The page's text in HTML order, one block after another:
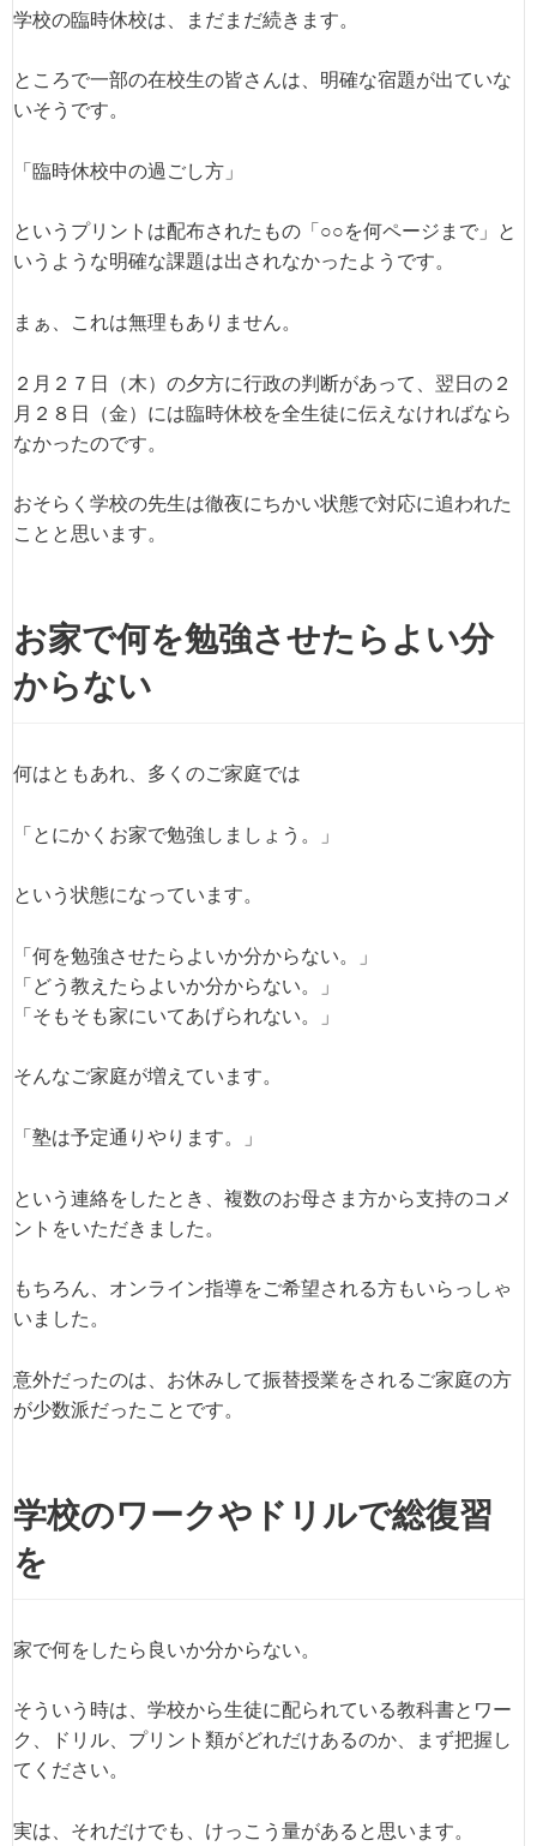
学校の臨時休校は、まだまだ続きます。
ところで一部の在校生の皆さんは、明確な宿題が出ていな
いそうです。
「臨時休校中の過ごし方」
というプリントは配布されたもの「○○を何ページまで」と
いうような明確な課題は出されなかったようです。
まぁ、これは無理もありません。
２月２７日（木）の夕方に行政の判断があって、翌日の２
月２８日（金）には臨時休校を全生徒に伝えなければなら
なかったのです。
おそらく学校の先生は徹夜にちかい状態で対応に追われた
ことと思います。
お家で何を勉強させたらよい分
からない
何はともあれ、多くのご家庭では
「とにかくお家で勉強しましょう。」
という状態になっています。
「何を勉強させたらよいか分からない。」
「どう教えたらよいか分からない。」
「そもそも家にいてあげられない。」
そんなご家庭が増えています。
「塾は予定通りやります。」
という連絡をしたとき、複数のお母さま方から支持のコメ
ントをいただきました。
もちろん、オンライン指導をご希望される方もいらっしゃ
いました。
意外だったのは、お休みして振替授業をされるご家庭の方
が少数派だったことです。
学校のワークやドリルで総復習
を
家で何をしたら良いか分からない。
そういう時は、学校から生徒に配られている教科書とワー
ク、ドリル、プリント類がどれだけあるのか、まず把握し
てください。
実は、それだけでも、けっこう量があると思います。